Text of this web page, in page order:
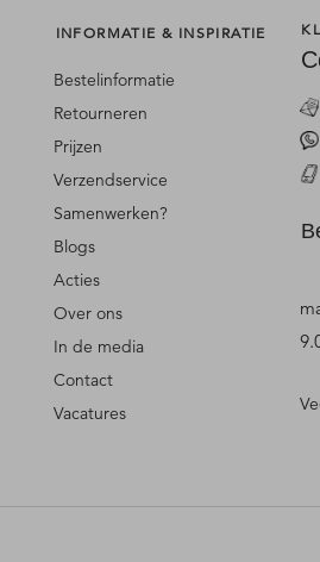
INFORMATIE & INSPIRATIE
Bestelinformatie
Retourneren
Prijzen
Verzendservice
Samenwerken?
Blogs
Acties
Over ons
In de media
Contact
Vacatures